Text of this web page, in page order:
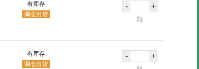
有库存
调仓出货
- +
瓶
有库存
调仓出货
- +